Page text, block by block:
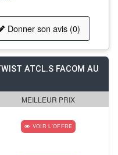
Donner son avis (0)
ATCL.S FACOM AU
MEILLEUR PRIX
VOIR L'OFFRE